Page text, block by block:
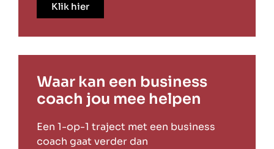
Klik hier
Waar kan een business
coach jou mee helpen
Een 1-op-1 traject met een business
coach gaat verder dan